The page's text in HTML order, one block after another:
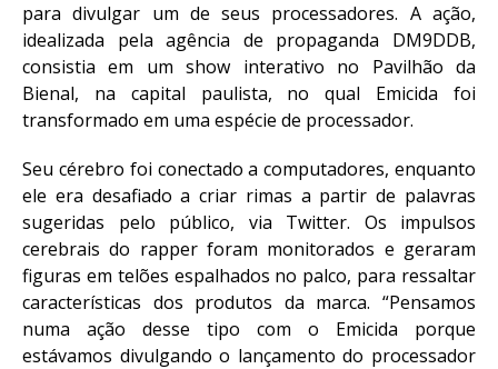
para divulgar um de seus processadores. A ação,
idealizada pela agência de propaganda DM9DDB,
consistia em um show interativo no Pavilhão da
Bienal, na capital paulista, no qual Emicida foi
transformado em uma espécie de processador.
Seu cérebro foi conectado a computadores, enquanto
ele era desafiado a criar rimas a partir de palavras
sugeridas pelo público, via Twitter. Os impulsos
cerebrais do rapper foram monitorados e geraram
figuras em telões espalhados no palco, para ressaltar
características dos produtos da marca. “Pensamos
numa ação desse tipo com o Emicida porque
estávamos divulgando o lançamento do processador